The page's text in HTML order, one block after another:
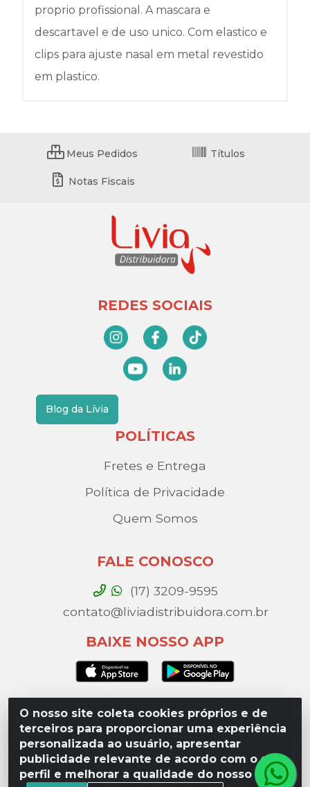
proprio profissional. A mascara e
descartavel e de uso unico. Com elastico e
clips para ajuste nasal em metal revestido
em plastico.
O nosso site coleta cookies próprios e de
terceiros para proporcionar uma experiência
personalizada ao usuário, apresentar
publicidade relevante de acordo com o seu
perfil e melhorar a qualidade do nosso site.
Meus Pedidos Títulos
Notas Fiscais
REDES SOCIAIS
Blog da Lívia
POLÍTICAS
Fretes e Entrega
Política de Privacidade
Quem Somos
FALE CONOSCO
(17) 3209-9595
contato@liviadistribuidora.com.br
BAIXE NOSSO APP
Lívia Distribuidora - Av. Percy Gandini, 329 – Vila
Toninho, São José do Rio Preto / SP - CEP 15077-
000 - CNPJ 49.975.923/0003-10